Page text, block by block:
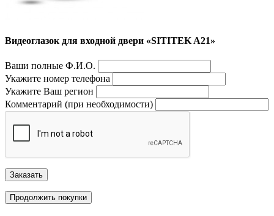
Видеоглазок для входной двери «SITITEK A21»
Ваши полные Ф.И.О.
Укажите номер телефона
Укажите Ваш регион
Комментарий (при необходимости)
Заказать
Продолжить покупки